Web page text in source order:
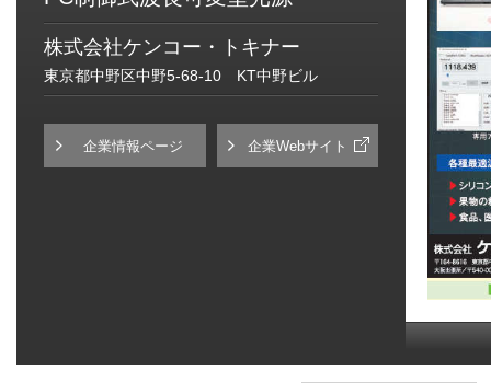
株式会社ケンコー・トキナー
東京都中野区中野5-68-10 KT中野ビル
企業情報ページ 企業Webサイト